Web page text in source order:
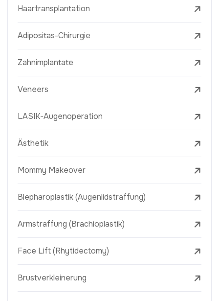
Haartransplantation
Adipositas-Chirurgie
Zahnimplantate
Veneers
LASIK-Augenoperation
Ästhetik
Mommy Makeover
Blepharoplastik (Augenlidstraffung)
Armstraffung (Brachioplastik)
Face Lift (Rhytidectomy)
Brustverkleinerung